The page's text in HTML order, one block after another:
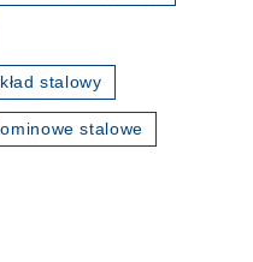
stalowy
stalowe